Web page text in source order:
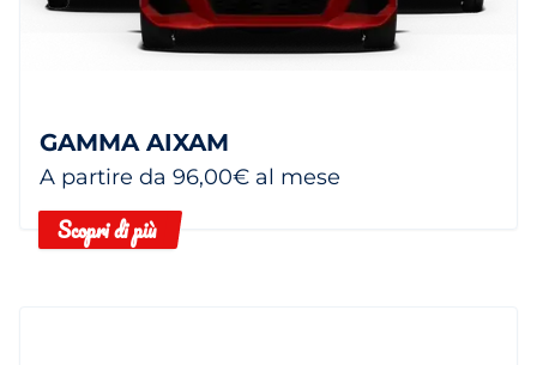
GAMMA AIXAM
A partire da 96,00€ al mese
Scopri di più